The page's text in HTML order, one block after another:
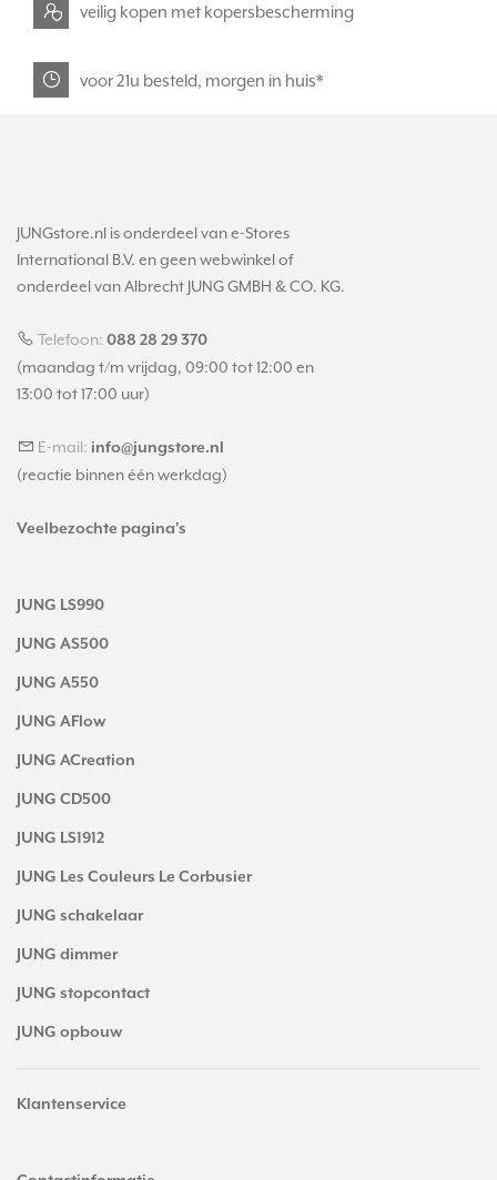
veilig kopen met kopersbescherming
voor 21u besteld, morgen in huis*
JUNGstore.nl is onderdeel van e-Stores
International B.V. en geen webwinkel of
onderdeel van Albrecht JUNG GMBH & CO. KG.
Telefoon: 088 28 29 370
(maandag t/m vrijdag, 09:00 tot 12:00 en
13:00 tot 17:00 uur)
E-mail: info@jungstore.nl
(reactie binnen één werkdag)
Veelbezochte pagina's
JUNG LS990
JUNG AS500
JUNG A550
JUNG AFlow
JUNG ACreation
JUNG CD500
JUNG LS1912
JUNG Les Couleurs Le Corbusier
JUNG schakelaar
JUNG dimmer
JUNG stopcontact
JUNG opbouw
Klantenservice